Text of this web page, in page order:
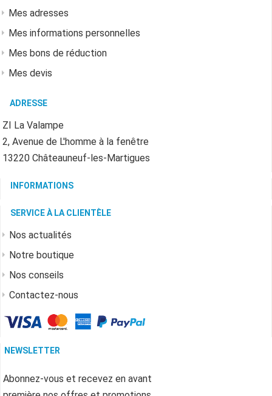
Mes adresses
Mes informations personnelles
Mes bons de réduction
Mes devis
ADRESSE
ZI La Valampe
2, Avenue de L'homme à la fenêtre
13220 Châteauneuf-les-Martigues
INFORMATIONS
SERVICE À LA CLIENTÈLE
Nos actualités
Notre boutique
Nos conseils
Contactez-nous
NEWSLETTER
Abonnez-vous et recevez en avant